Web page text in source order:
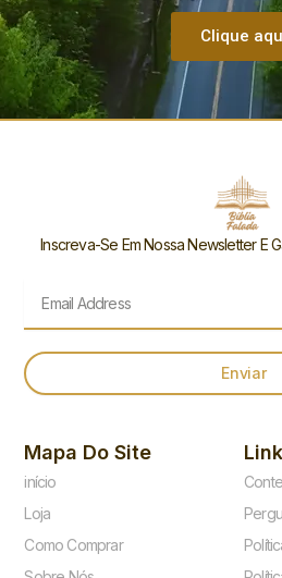
Clique
Inscreva-Se Em Nossa Newsletter E
Enviar
Mapa Do Site
início
Loja
Como Comprar